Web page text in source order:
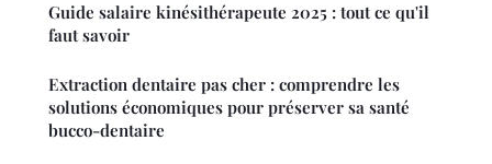
Guide salaire kinésithérapeute 2025 : tout ce qu'il
faut savoir
Extraction dentaire pas cher : comprendre les
solutions économiques pour préserver sa santé
bucco-dentaire